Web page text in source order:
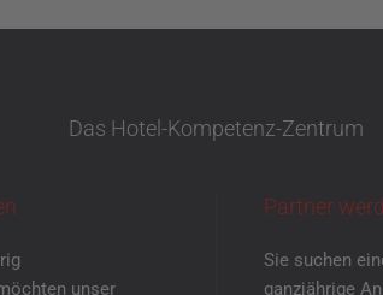
Das Hotel-Kompetenz-Zentrum
unser
Partner
Sie suchen
ganzjährige